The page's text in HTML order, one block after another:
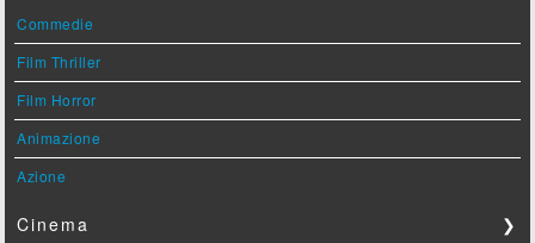
Commedie
Film Thriller
Film Horror
Animazione
Azione
Cinema ❯